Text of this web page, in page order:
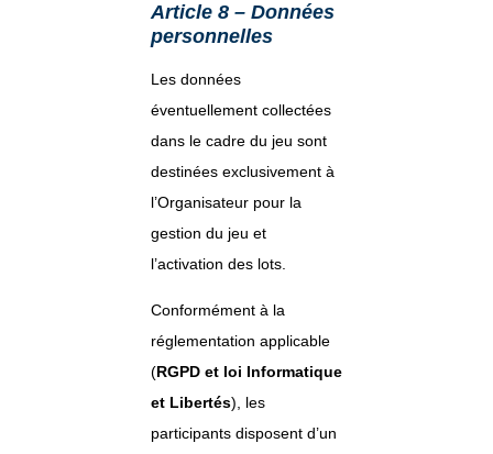
Article 8 – Données
personnelles
Les données
éventuellement collectées
dans le cadre du jeu sont
destinées exclusivement à
l’Organisateur pour la
gestion du jeu et
l’activation des lots.
Conformément à la
réglementation applicable
(RGPD et loi Informatique
et Libertés), les
participants disposent d’un